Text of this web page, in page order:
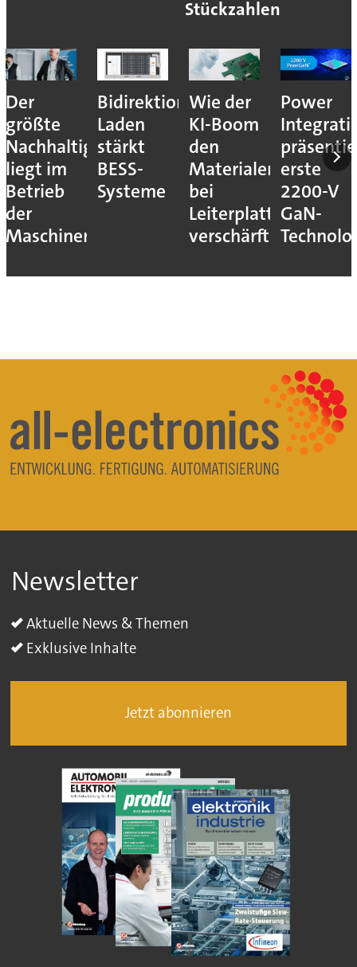
Stückzahlen
Der
größte
Nachhaltigkeitshebel
liegt im
Betrieb
der
Maschinen
Bidirektionales
Laden
stärkt
BESS-
Systeme
Wie der
KI-Boom
den
Materialengpass
bei
Leiterplatten
verschärft
Power
erste
2200-V
GaN-
Newsletter
Aktuelle News & Themen
Exklusive Inhalte
Jetzt abonnieren